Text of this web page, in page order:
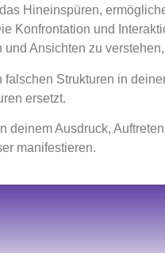
Hineinspüren,
Konfrontation und
Ansichten zu
falschen Strukturen in
ersetzt.
deinem Ausdruck,
manifestieren.